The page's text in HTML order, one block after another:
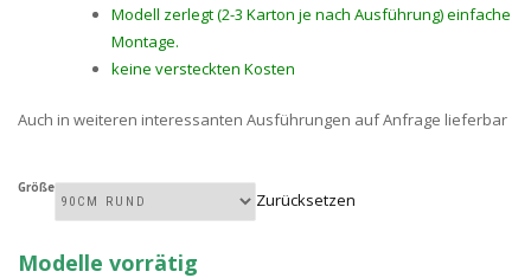
Modell zerlegt (2-3 Karton je nach Ausführung) einfache
Montage.
keine versteckten Kosten
Auch in weiteren interessanten Ausführungen auf Anfrage lieferbar
Größe
Zurücksetzen
Modelle vorrätig